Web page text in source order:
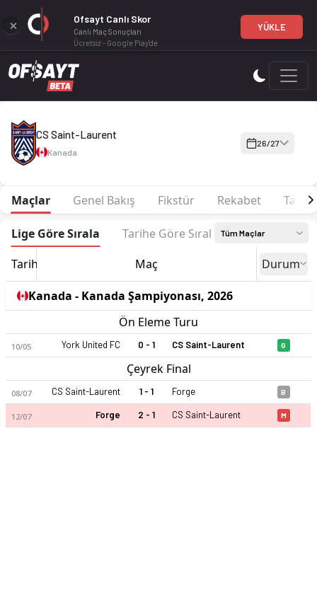
CS Saint-Laurent 26-27 sezonu Kadro, fikstür ve canlı skor
CS Saint-Laurent
Kanada
26/27
Maçlar Genel Bakış Fikstür Rekabet
Lige Göre Sırala Tarihe Göre Sırala Tüm Maçlar
Tarih Maç Durum
Kanada - Kanada Şampiyonası, 2026
Ön Eleme Turu
10/05 York United FC 0 - 1 CS Saint-Laurent G
Çeyrek Final
08/07 CS Saint-Laurent 1 - 1 Forge B
12/07 Forge 2 - 1 CS Saint-Laurent M
Ofsayt Canlı Skor
Canlı Maç Sonuçları
Ücretsiz - Google Play'de
YÜKLE